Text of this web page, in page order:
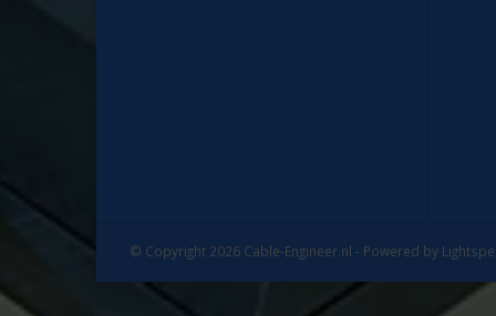
© Copyright 2026 Cable-Engineer.nl - Powered by